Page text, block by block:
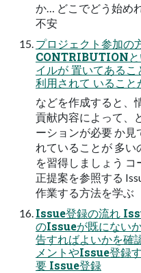
か… どこでどう始め
不安
プロジェクト参加の
CONTRIBUTIONと
イルが 置いてある
利用されて いるこ
などを作成すると、
貢献内容によって、
ーションが必要 か見
れていることが 多
を習得しましょう
正提案を参照する
作業する方法を学ぶ
Issue登録の流れ
のIssueが既にない
告すればよいかを確
メントやIssue登録
要 Issue登録